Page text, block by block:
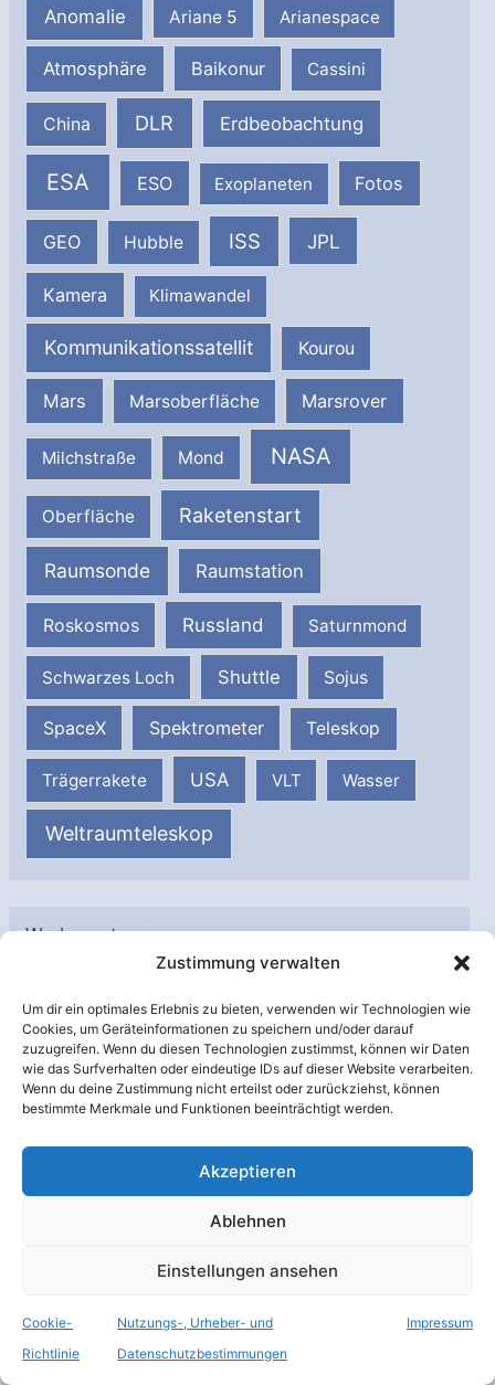
Zustimmung verwalten
Um dir ein optimales Erlebnis zu bieten, verwenden wir Technologien wie
Cookies, um Geräteinformationen zu speichern und/oder darauf
zuzugreifen. Wenn du diesen Technologien zustimmst, können wir Daten
wie das Surfverhalten oder eindeutige IDs auf dieser Website verarbeiten.
Wenn du deine Zustimmung nicht erteilst oder zurückziehst, können
bestimmte Merkmale und Funktionen beeinträchtigt werden.
Akzeptieren
Ablehnen
Einstellungen ansehen
Cookie-
Richtlinie
Nutzungs-, Urheber- und
Datenschutzbestimmungen
Impressum
Anomalie Ariane 5 Arianespace
Atmosphäre Baikonur Cassini
China DLR Erdbeobachtung
ESA ESO Exoplaneten Fotos
GEO Hubble ISS JPL
Kamera Klimawandel
Kommunikationssatellit Kourou
Mars Marsoberfläche Marsrover
Milchstraße Mond NASA
Oberfläche Raketenstart
Raumsonde Raumstation
Roskosmos Russland Saturnmond
Schwarzes Loch Shuttle Sojus
SpaceX Spektrometer Teleskop
Trägerrakete USA VLT Wasser
Weltraumteleskop
Werbepartner
c
h